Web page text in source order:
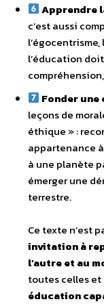
Apprendre
c’est aussi
l’éducation
Fonder une
leçons de
éthique » :
appartenance
à une planète
émerger une
terrestre.
Ce texte n’est
invitation à
l’autre et au
toutes celles
éducation